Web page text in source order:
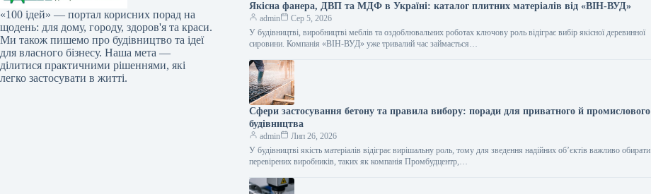
«100 ідей» — портал корисних порад на
щодень: для дому, городу, здоров'я та краси.
Ми також пишемо про будівництво та ідеї
для власного бізнесу. Наша мета —
ділитися практичними рішеннями, які
легко застосувати в житті.
Якісна фанера, ДВП та МДФ в Україні: каталог плитних матеріалів від «ВІН-ВУД»
admin
Сер 5, 2026
У будівництві, виробництві меблів та оздоблювальних роботах ключову роль відіграє вибір якісної деревинної
сировини. Компанія «ВІН-ВУД» уже тривалий час займається…
Сфери застосування бетону та правила вибору: поради для приватного й промислового
будівництва
admin
Лип 26, 2026
У будівництві якість матеріалів відіграє вирішальну роль, тому для зведення надійних об’єктів важливо обирати
перевірених виробників, таких як компанія Промбудцентр,…